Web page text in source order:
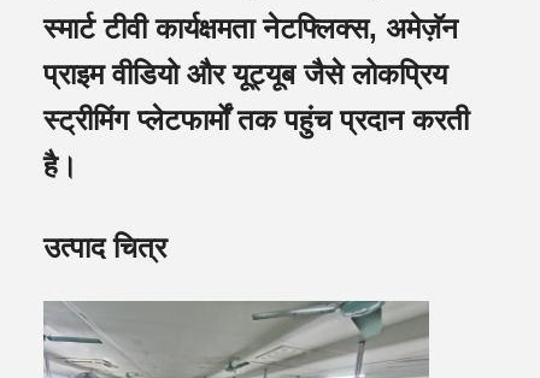
स्मार्ट टीवी कार्यक्षमता नेटफ्लिक्स, अमेज़ॅन
प्राइम वीडियो और यूट्यूब जैसे लोकप्रिय
स्ट्रीमिंग प्लेटफार्मों तक पहुंच प्रदान करती
है।
उत्पाद चित्र